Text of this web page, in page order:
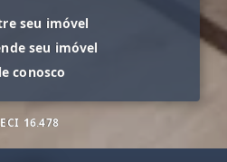
seu imóvel
seu imóvel
conosco
16.478